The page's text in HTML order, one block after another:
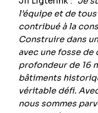
l’équipe et de
contribué à la
Construire dans
avec une fosse
profondeur de 16
bâtiments
véritable défi.
nous sommes